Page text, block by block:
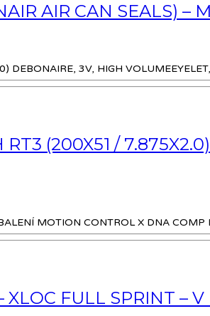
AIR CAN SEALS) –
(200X51 /
XLOC FULL SPRINT –